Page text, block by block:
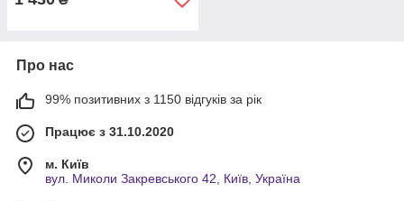
Про нас
99% позитивних з 1150 відгуків за рік
Працює з 31.10.2020
м. Київ
вул. Миколи Закревського 42, Київ, Україна